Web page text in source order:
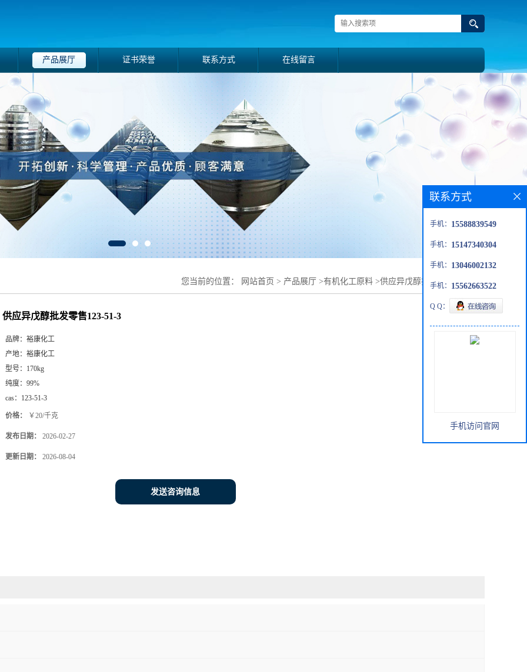
产品展厅 证书荣誉 联系方式 在线留言
您当前的位置： 网站首页 > 产品展厅 >有机化工原料 >供应异戊醇批发零售123-51-3
供应异戊醇批发零售123-51-3
品牌： 裕康化工
产地： 裕康化工
型号： 170kg
纯度： 99%
cas： 123-51-3
价格： ￥20/千克
发布日期： 2026-02-27
更新日期： 2026-08-04
发送咨询信息
联系方式
手机： 15588839549
手机： 15147340304
手机： 13046002132
手机： 15562663522
Q Q：
手机访问官网